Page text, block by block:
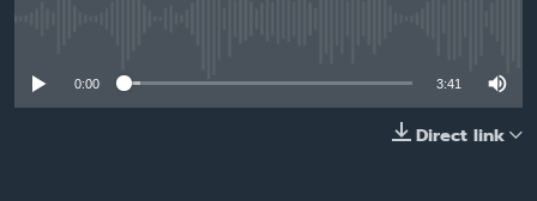
การ
ค้นหา
ไลฟ์สไตล์
0:00 3:41
Direct link